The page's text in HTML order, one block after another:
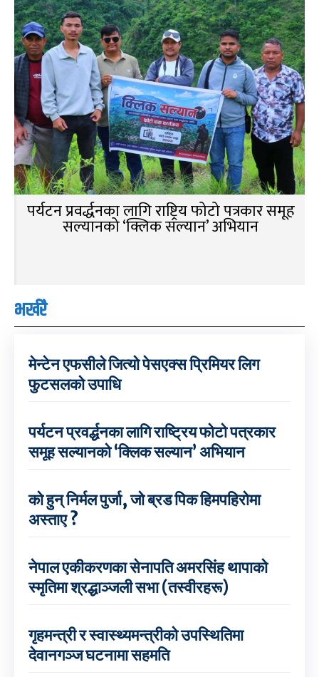
पर्यटन प्रवर्द्धनका लागि राष्ट्रिय फोटो पत्रकार समूह
सल्यानको ‘क्लिक सल्यान’ अभियान
भर्खरै
मेन्टेन एफसीले जित्यो पेसएक्स प्रिमियर लिग
फुटसलको उपाधि
पर्यटन प्रवर्द्धनका लागि राष्ट्रिय फोटो पत्रकार
समूह सल्यानको ‘क्लिक सल्यान’ अभियान
को हुन् निर्मल पुर्जा, जो ब्रड पिक हिमपहिरोमा
अस्ताए ?
नेपाल एकीकरणका सेनापति अमरसिंह थापाको
स्मृतिमा श्रद्धाञ्जली सभा (तस्वीरहरू)
गृहमन्त्री र स्वास्थ्यमन्त्रीको उपस्थितिमा
देवानगञ्ज घटनामा सहमति